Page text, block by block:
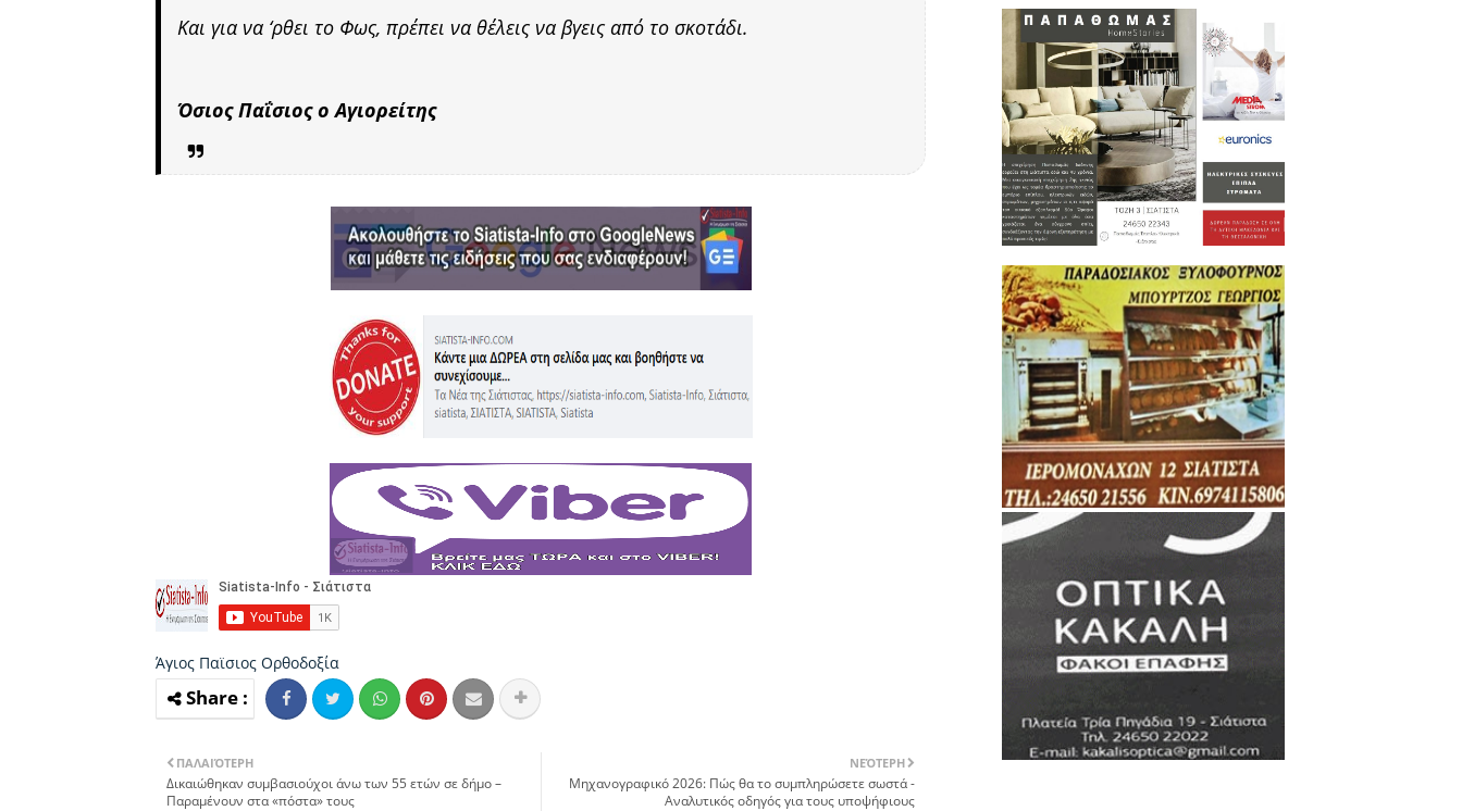
Και για να ‘ρθει το Φως, πρέπει να θέλεις να βγεις από το σκοτάδι.
Όσιος Παΐσιος ο Αγιορείτης
Άγιος Παϊσιος Ορθοδοξία
ΝΕΌΤΕΡΗ
Μηχανογραφικό 2026: Πώς θα το συμπληρώσετε σωστά -
Αναλυτικός οδηγός για τους υποψήφιους
ΠΑΛΑΙΌΤΕΡΗ
Δικαιώθηκαν συμβασιούχοι άνω των 55 ετών σε δήμο –
Παραμένουν στα «πόστα» τους